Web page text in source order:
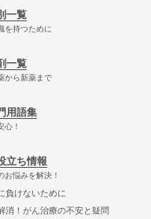
一覧
を持つために
一覧
から新薬まで
用語集
心！
立ち情報
お悩みを解決！
負けないために
消！がん治療の不安と疑問